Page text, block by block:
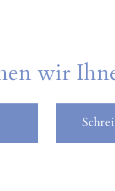
wir